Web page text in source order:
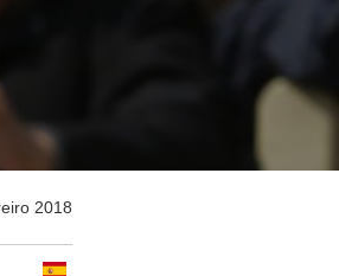
2018